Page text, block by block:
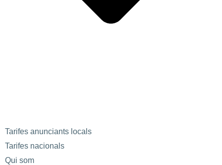
Tarifes anunciants locals
Tarifes nacionals
Qui som